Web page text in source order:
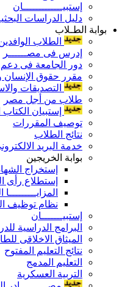
إستبيـــــــــــــان
دليل الدراسات
بوابة الطـلاب
الطلاب
إدرس فى مصــــــر
دور الجامعة فى
مقرر حقوق الإنسان
التصديقات
طلاب من أجل مصر
إستبيان
توصيف المقررات
نتائج الطلاب
خدمة البريد
بوابة الخريجين
إستخراج
إستطلاع رأى
نظام توظيف
إستبيـــــــان
البرامج الدراسية
الميثاق الاخلاقى
نتائج التعليم المفتوح
التعليم المدمج
التربية العسكرية